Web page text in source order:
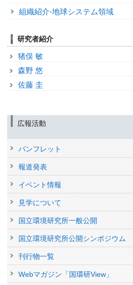
組織紹介-地球システム領域
研究者紹介
猪俣 敏
森野 悠
佐藤 圭
広報活動
パンフレット
報道発表
イベント情報
見学について
国立環境研究所一般公開
国立環境研究所公開シンポジウム
刊行物一覧
Webマガジン「国環研View」